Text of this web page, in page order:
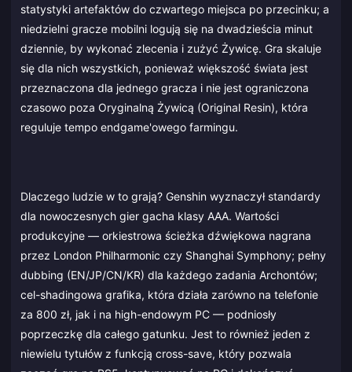
statystyki artefaktów do czwartego miejsca po przecinku; a
niedzielni gracze mobilni logują się na dwadzieścia minut
dziennie, by wykonać zlecenia i zużyć Żywicę. Gra skaluje
się dla nich wszystkich, ponieważ większość świata jest
przeznaczona dla jednego gracza i nie jest ograniczona
czasowo poza Oryginalną Żywicą (Original Resin), która
reguluje tempo endgame'owego farmingu.
Dlaczego ludzie w to grają? Genshin wyznaczył standardy
dla nowoczesnych gier gacha klasy AAA. Wartości
produkcyjne — orkiestrowa ścieżka dźwiękowa nagrana
przez London Philharmonic czy Shanghai Symphony; pełny
dubbing (EN/JP/CN/KR) dla każdego zadania Archontów;
cel-shadingowa grafika, która działa zarówno na telefonie
za 800 zł, jak i na high-endowym PC — podniosły
poprzeczkę dla całego gatunku. Jest to również jeden z
niewielu tytułów z funkcją cross-save, który pozwala